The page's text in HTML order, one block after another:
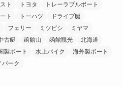
ト トヨタ
トレーラブルボート
ト トーハツ
ドライブ艇
フェリー ミツビシ
ミヤマ
古艇 函館山 函館観光
北海道
製ボート 水上バイク
海外製ボート
パーク